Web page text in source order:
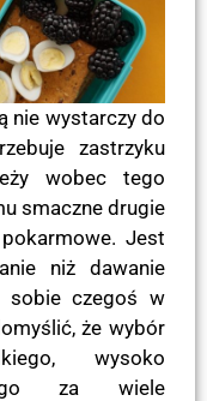
nie wystarczy do
zastrzyku
wobec tego
smaczne drugie
Jest
niż dawanie
sobie czegoś w
że wybór
wysoko
za wiele